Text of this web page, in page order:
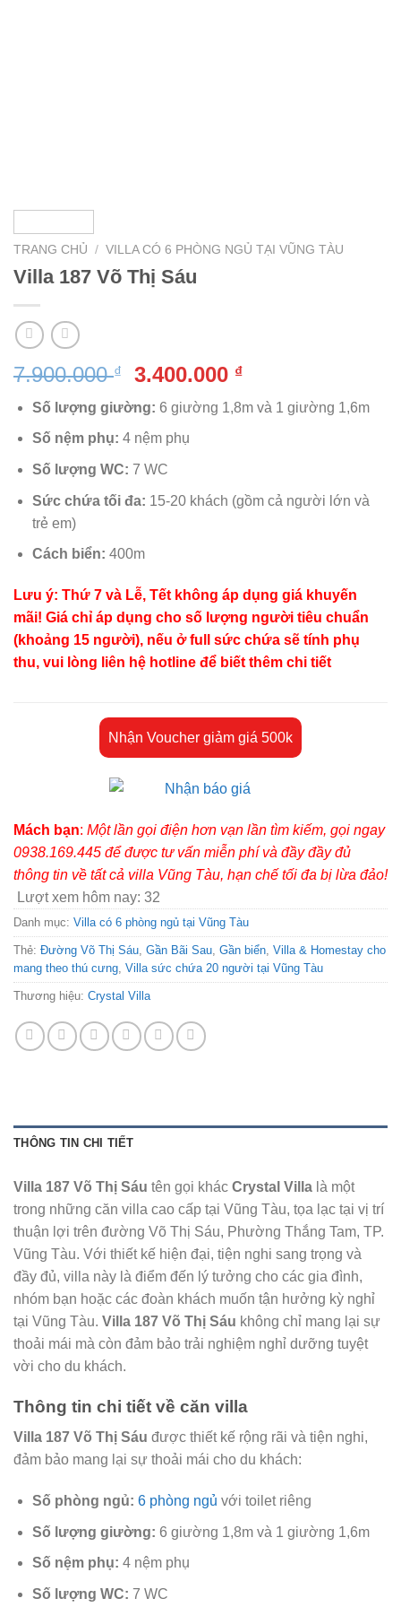
TRANG CHỦ / VILLA CÓ 6 PHÒNG NGỦ TẠI VŨNG TÀU
Villa 187 Võ Thị Sáu
7.900.000₫
Giá
là:
7.900.000 ₫.
3.400.000 ₫Giá
hiện
tại
Số lượng giường: 6 giường 1,8m và 1 giường 1,6m
Số nệm phụ: 4 nệm phụ
Số lượng WC: 7 WC
Sức chứa tối đa: 15-20 khách (gồm cả người lớn và
trẻ em)
Cách biển: 400m
Lưu ý: Thứ 7 và Lễ, Tết không áp dụng giá khuyến
mãi! Giá chỉ áp dụng cho số lượng người tiêu chuẩn
(khoảng 15 người), nếu ở full sức chứa sẽ tính phụ
thu, vui lòng liên hệ hotline để biết thêm chi tiết
Nhận Voucher giảm giá 500k
Mách bạn: Một lần gọi điện hơn vạn lần tìm kiếm, gọi ngay
0938.169.445 để được tư vấn miễn phí và đầy đầy đủ
thông tin về tất cả villa Vũng Tàu, hạn chế tối đa bị lừa đảo!
Lượt xem hôm nay: 32
Danh mục: Villa có 6 phòng ngủ tại Vũng Tàu
Thẻ: Đường Võ Thị Sáu Gần Bãi Sau Gần biển Villa & Homestay cho
mang theo thú cưng Villa sức chứa 20 người tại Vũng Tàu
Thương hiệu: Crystal Villa
THÔNG TIN CHI TIẾT
Villa 187 Võ Thị Sáu tên gọi khác Crystal Villa là một
trong những căn villa cao cấp tại Vũng Tàu, tọa lạc tại vị trí
thuận lợi trên đường Võ Thị Sáu, Phường Thắng Tam, TP.
Vũng Tàu. Với thiết kế hiện đại, tiện nghi sang trọng và
đầy đủ, villa này là điểm đến lý tưởng cho các gia đình,
nhóm bạn hoặc các đoàn khách muốn tận hưởng kỳ nghỉ
tại Vũng Tàu. Villa 187 Võ Thị Sáu không chỉ mang lại sự
thoải mái mà còn đảm bảo trải nghiệm nghỉ dưỡng tuyệt
vời cho du khách.
Thông tin chi tiết về căn villa
Villa 187 Võ Thị Sáu được thiết kế rộng rãi và tiện nghi,
đảm bảo mang lại sự thoải mái cho du khách:
Số phòng ngủ: 6 phòng ngủ với toilet riêng
Số lượng giường: 6 giường 1,8m và 1 giường 1,6m
Số nệm phụ: 4 nệm phụ
Số lượng WC: 7 WC